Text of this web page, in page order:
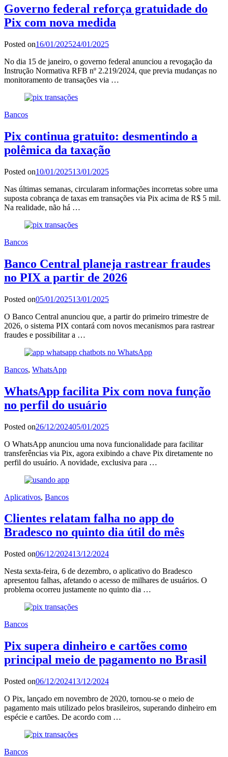
Governo federal reforça gratuidade do
Pix com nova medida
Posted on16/01/202524/01/2025
No dia 15 de janeiro, o governo federal anunciou a revogação da
Instrução Normativa RFB nº 2.219/2024, que previa mudanças no
monitoramento de transações via …
Bancos
Pix continua gratuito: desmentindo a
polêmica da taxação
Posted on10/01/202513/01/2025
Nas últimas semanas, circularam informações incorretas sobre uma
suposta cobrança de taxas em transações via Pix acima de R$ 5 mil.
Na realidade, não há …
Bancos
Banco Central planeja rastrear fraudes
no PIX a partir de 2026
Posted on05/01/202513/01/2025
O Banco Central anunciou que, a partir do primeiro trimestre de
2026, o sistema PIX contará com novos mecanismos para rastrear
fraudes e possibilitar a …
Bancos, WhatsApp
WhatsApp facilita Pix com nova função
no perfil do usuário
Posted on26/12/202405/01/2025
O WhatsApp anunciou uma nova funcionalidade para facilitar
transferências via Pix, agora exibindo a chave Pix diretamente no
perfil do usuário. A novidade, exclusiva para …
Aplicativos, Bancos
Clientes relatam falha no app do
Bradesco no quinto dia útil do mês
Posted on06/12/202413/12/2024
Nesta sexta-feira, 6 de dezembro, o aplicativo do Bradesco
apresentou falhas, afetando o acesso de milhares de usuários. O
problema ocorreu justamente no quinto dia …
Bancos
Pix supera dinheiro e cartões como
principal meio de pagamento no Brasil
Posted on06/12/202413/12/2024
O Pix, lançado em novembro de 2020, tornou-se o meio de
pagamento mais utilizado pelos brasileiros, superando dinheiro em
espécie e cartões. De acordo com …
Bancos